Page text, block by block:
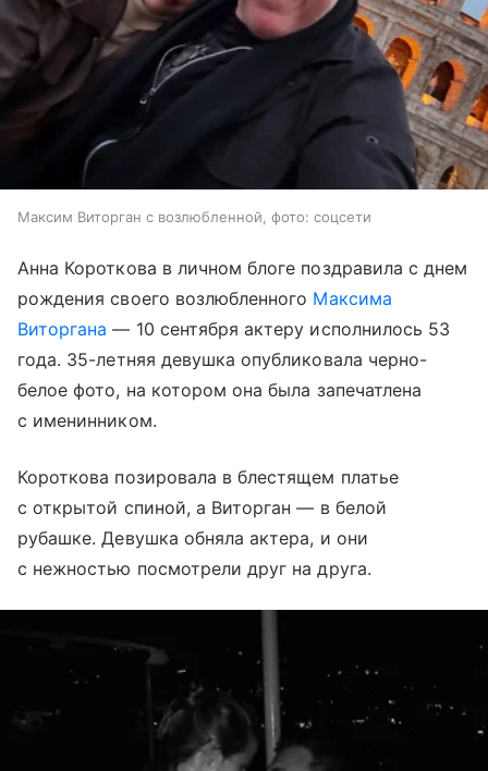
Максим Виторган с возлюбленной, фото: соцсети
Анна Короткова в личном блоге поздравила с днем
рождения своего возлюбленного Максима
Виторгана — 10 сентября актеру исполнилось 53
года. 35-летняя девушка опубликовала черно-
белое фото, на котором она была запечатлена
с именинником.
Короткова позировала в блестящем платье
с открытой спиной, а Виторган — в белой
рубашке. Девушка обняла актера, и они
с нежностью посмотрели друг на друга.